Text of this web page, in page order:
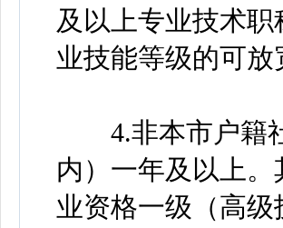
及以上专业技术
业技能等级的可
4.非本市户籍社
内）一年及以上
业资格一级（高